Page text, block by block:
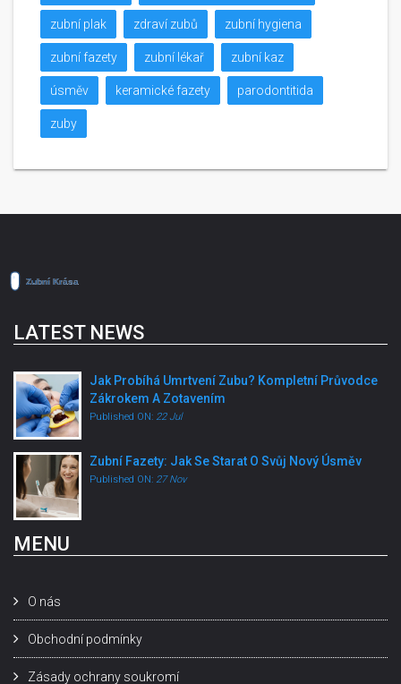
zubní plak zdraví zubů zubní hygiena
zubní fazety zubní lékař zubní kaz
úsměv keramické fazety parodontitida
zuby
LATEST NEWS
Jak Probíhá Umrtvení Zubu? Kompletní Průvodce
Zákrokem A Zotavením
Published ON: 22 Jul
Zubní Fazety: Jak Se Starat O Svůj Nový Úsměv
Published ON: 27 Nov
MENU
O nás
Obchodní podmínky
Zásady ochrany soukromí